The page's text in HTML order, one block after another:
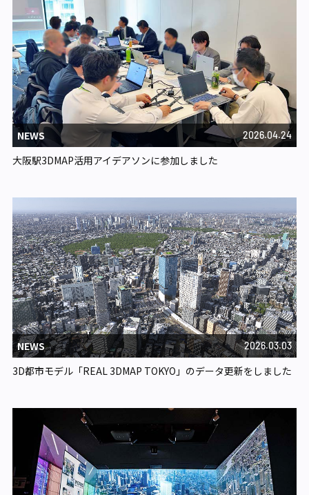
NEWS 2026.04.24
大阪駅3DMAP活用アイデアソンに参加しました
NEWS 2026.03.03
3D都市モデル「REAL 3DMAP TOKYO」のデータ更新をしました